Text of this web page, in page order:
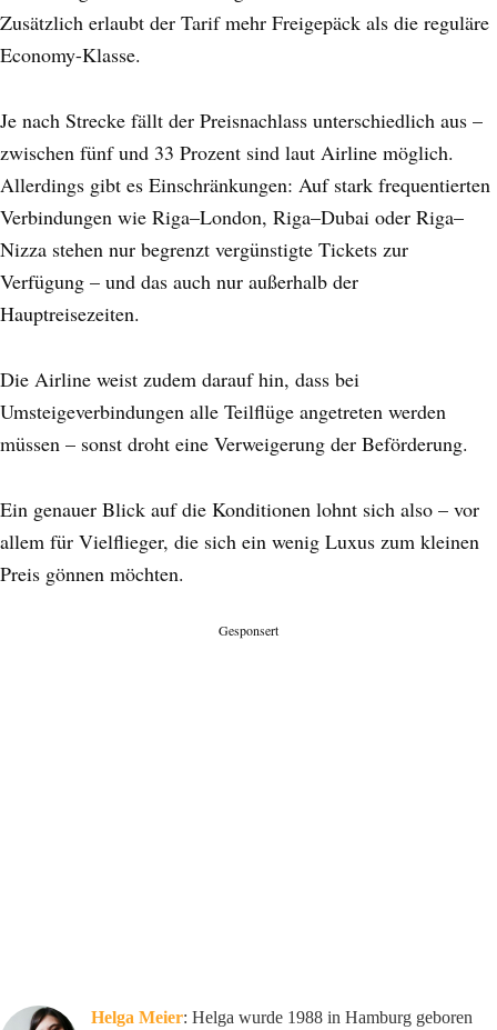
Zusätzlich erlaubt der Tarif mehr Freigepäck als die reguläre
Economy-Klasse.
Je nach Strecke fällt der Preisnachlass unterschiedlich aus –
zwischen fünf und 33 Prozent sind laut Airline möglich.
Allerdings gibt es Einschränkungen: Auf stark frequentierten
Verbindungen wie Riga–London, Riga–Dubai oder Riga–
Nizza stehen nur begrenzt vergünstigte Tickets zur
Verfügung – und das auch nur außerhalb der
Hauptreisezeiten.
Die Airline weist zudem darauf hin, dass bei
Umsteigeverbindungen alle Teilflüge angetreten werden
müssen – sonst droht eine Verweigerung der Beförderung.
Ein genauer Blick auf die Konditionen lohnt sich also – vor
allem für Vielflieger, die sich ein wenig Luxus zum kleinen
Preis gönnen möchten.
Gesponsert
Helga Meier: Helga wurde 1988 in Hamburg geboren